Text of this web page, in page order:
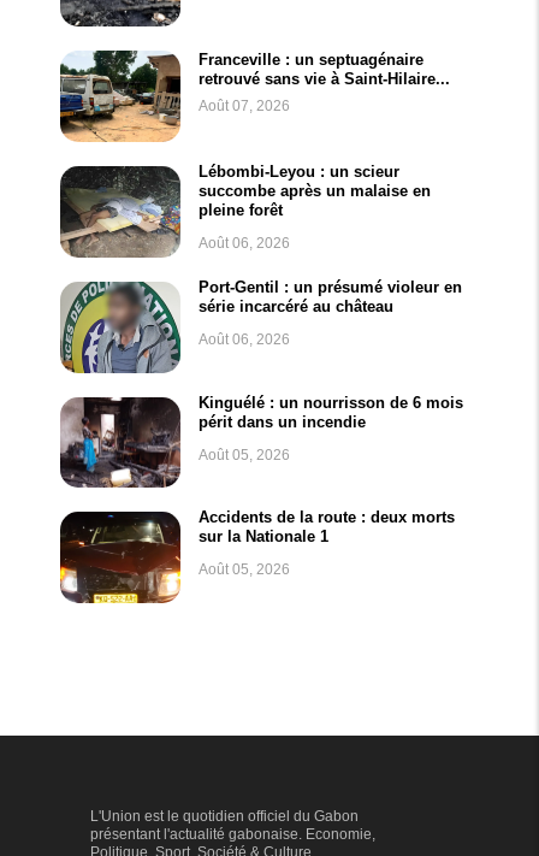
Franceville : un septuagénaire
retrouvé sans vie à Saint-Hilaire...
Août 07, 2026
Lébombi-Leyou : un scieur
succombe après un malaise en
pleine forêt
Août 06, 2026
Port-Gentil : un présumé violeur en
série incarcéré au château
Août 06, 2026
Kinguélé : un nourrisson de 6 mois
périt dans un incendie
Août 05, 2026
Accidents de la route : deux morts
sur la Nationale 1
Août 05, 2026
L'Union est le quotidien officiel du Gabon
présentant l'actualité gabonaise. Economie,
Politique, Sport, Société & Culture...